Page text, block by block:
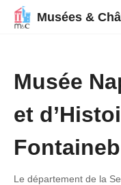
Musées &
Musée
et
Le département de la